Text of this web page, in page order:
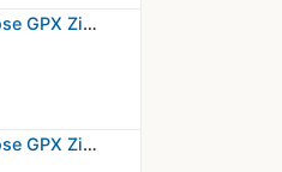
Revolution Race Hose GPX Zip-Off…
Revolution Race Hose GPX Zip-Off…